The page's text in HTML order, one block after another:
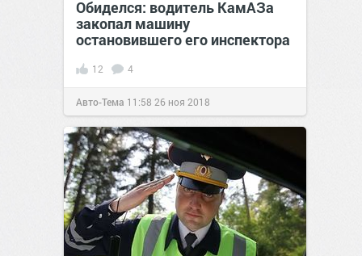
Обиделся: водитель КамАЗа
закопал машину
остановившего его инспектора
12 4
Авто-Тема 11:58 26 ноя 2018